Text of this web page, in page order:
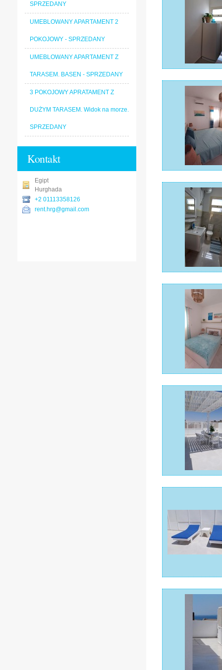
SPRZEDANY
UMEBLOWANY APARTAMENT 2
POKOJOWY - SPRZEDANY
UMEBLOWANY APARTAMENT Z
TARASEM. BASEN - SPRZEDANY
3 POKOJOWY APRATAMENT Z
DUŻYM TARASEM. Widok na morze.
SPRZEDANY
Kontakt
Egipt
Hurghada
+2 01113358126
rent.hrg@gmail.com